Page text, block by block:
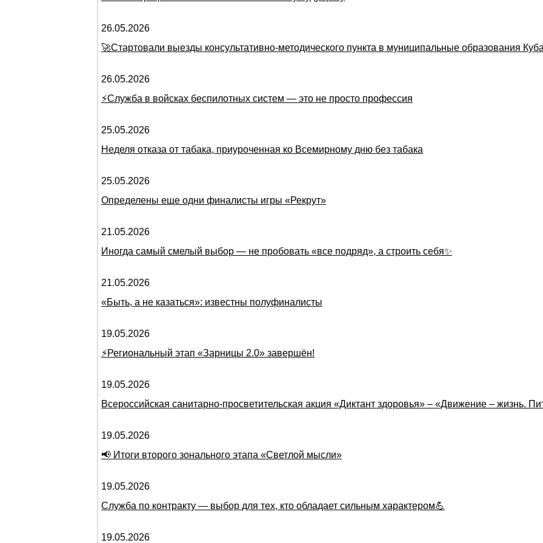
26.05.2026
🚀Стартовали выезды консультативно-методического пункта в муниципальные образования
26.05.2026
⚡Служба в войсках беспилотных систем — это не просто профессия
25.05.2026
Неделя отказа от табака, приуроченная ко Всемирному дню без табака
25.05.2026
Определены еще одни финалисты игры «Рекрут»
21.05.2026
Иногда самый смелый выбор — не пробовать «все подряд», а строить себя✨
21.05.2026
«Быть, а не казаться»: известны полуфиналисты
19.05.2026
⚡️Региональный этап «Зарницы 2.0» завершён!
19.05.2026
Всероссийская санитарно-просветительская акция «Диктант здоровья» – «Движение – жизнь.
19.05.2026
📢 Итоги второго зонального этапа «Светлой мысли»
19.05.2026
Служба по контракту — выбор для тех, кто обладает сильным характером💪
19.05.2026